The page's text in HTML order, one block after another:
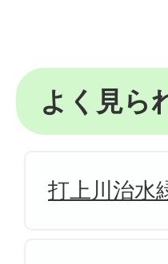
よく見ら
打上川治水